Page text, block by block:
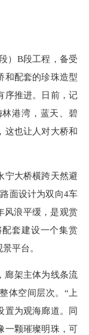
）B段工程，备受
配套的珍珠造型
序推进。日前，记
港湾，蓝天、碧
这也让人对大桥和
大桥横跨天然避
面设计为双向4车
风浪平缓，是观赏
套建设一个集赏
平台。
架主体为线条流
体空间层次。“上
置为观海廊道。同
一颗璀璨明珠，可